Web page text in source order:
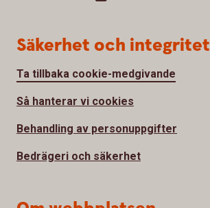
Säkerhet och integritet
Ta tillbaka cookie-medgivande
Så hanterar vi cookies
Behandling av personuppgifter
Bedrägeri och säkerhet